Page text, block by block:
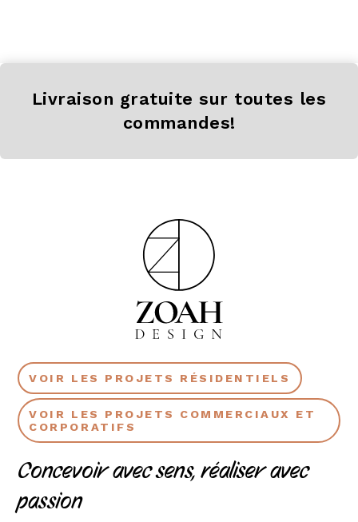
Livraison gratuite sur toutes les
commandes!
VOIR LES PROJETS RÉSIDENTIELS
VOIR LES PROJETS COMMERCIAUX ET
CORPORATIFS
Concevoir avec sens, réaliser avec
passion